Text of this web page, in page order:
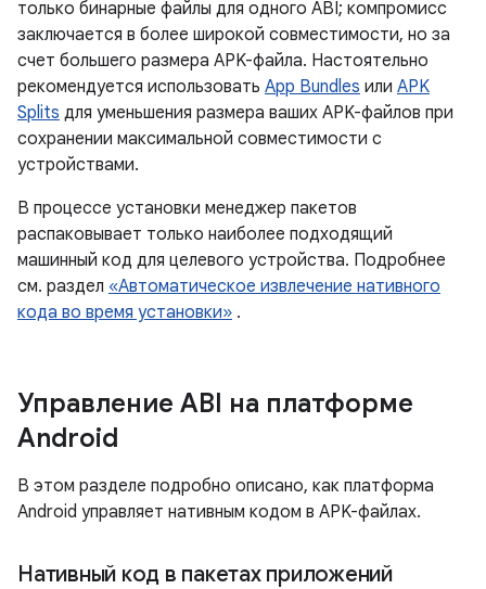
только бинарные файлы для одного ABI; компромисс
заключается в более широкой совместимости, но за
счет большего размера APK-файла. Настоятельно
рекомендуется использовать App Bundles или APK
Splits для уменьшения размера ваших APK-файлов при
сохранении максимальной совместимости с
устройствами.
В процессе установки менеджер пакетов
распаковывает только наиболее подходящий
машинный код для целевого устройства. Подробнее
см. раздел «Автоматическое извлечение нативного
кода во время установки» .
Управление ABI на платформе
Android
В этом разделе подробно описано, как платформа
Android управляет нативным кодом в APK-файлах.
Нативный код в пакетах приложений